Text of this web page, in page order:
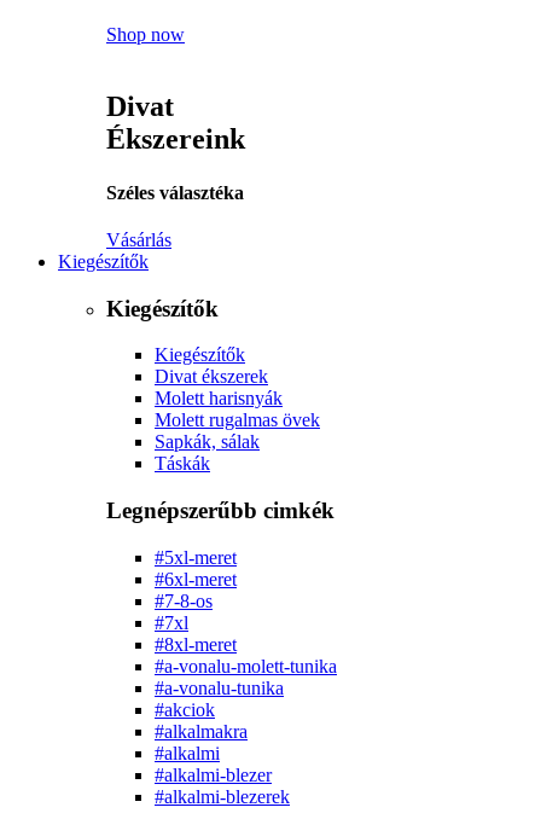
Shop now
Divat
Ékszereink
Széles választéka
Vásárlás
Kiegészítők
Kiegészítők
Kiegészítők
Divat ékszerek
Molett harisnyák
Molett rugalmas övek
Sapkák, sálak
Táskák
Legnépszerűbb cimkék
#5xl-meret
#6xl-meret
#7-8-os
#7xl
#8xl-meret
#a-vonalu-molett-tunika
#a-vonalu-tunika
#akciok
#alkalmakra
#alkalmi
#alkalmi-blezer
#alkalmi-blezerek